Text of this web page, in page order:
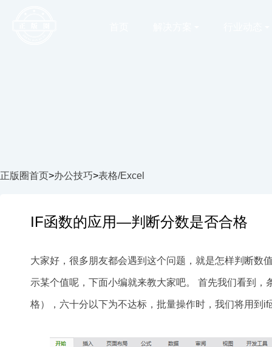
正版圈首页>办公技巧>表格/Excel
IF函数的应用—判断分数是否合格
大家好，很多朋友都会遇到这个问题，就是怎样判断数
示某个值呢，下面小编就来教大家吧。 首先我们看到，
格），六十分以下为不达标，批量操作时，我们将用到if